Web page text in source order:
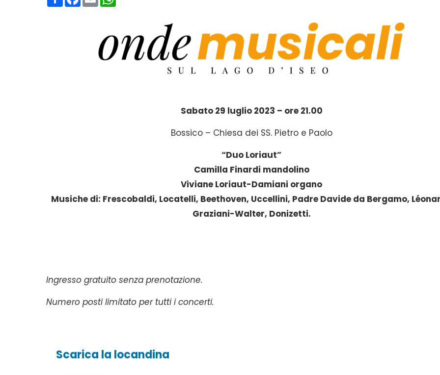
Sabato 29 luglio 2023 – ore 21.00
Bossico – Chiesa dei SS. Pietro e Paolo
“Duo Loriaut”
Camilla Finardi mandolino
Viviane Loriaut-Damiani organo
Musiche di: Frescobaldi, Locatelli, Beethoven, Uccellini, Padre Davide da Bergamo,
Graziani-Walter, Donizetti.
Ingresso gratuito senza prenotazione.
Numero posti limitato per tutti i concerti.
Scarica la locandina